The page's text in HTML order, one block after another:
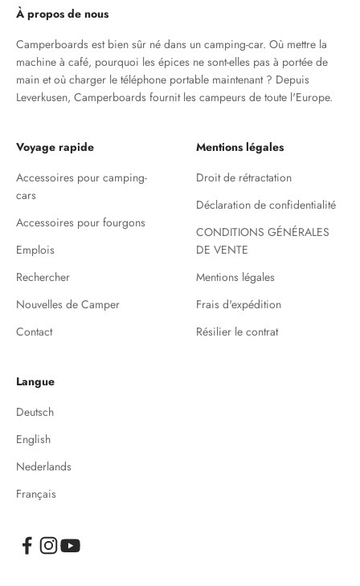
À propos de nous
Camperboards est bien sûr né dans un camping-car. Où mettre la
machine à café, pourquoi les épices ne sont-elles pas à portée de
main et où charger le téléphone portable maintenant ? Depuis
Leverkusen, Camperboards fournit les campeurs de toute l'Europe.
Voyage rapide
Accessoires pour camping-
cars
Accessoires pour fourgons
Emplois
Rechercher
Nouvelles de Camper
Contact
Mentions légales
Droit de rétractation
Déclaration de confidentialité
CONDITIONS GÉNÉRALES
DE VENTE
Mentions légales
Frais d'expédition
Résilier le contrat
Langue
Deutsch
English
Nederlands
Français